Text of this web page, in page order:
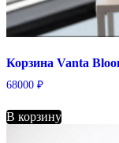
Корзина Vanta
68000 ₽
В корзину